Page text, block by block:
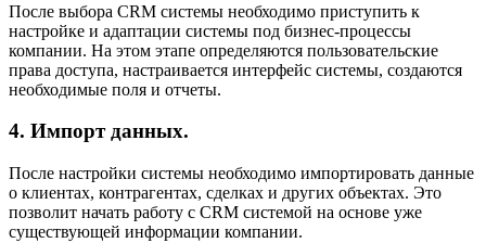
После выбора CRM системы необходимо приступить к
настройке и адаптации системы под бизнес-процессы
компании. На этом этапе определяются пользовательские
права доступа, настраивается интерфейс системы, создаются
необходимые поля и отчеты.
4. Импорт данных.
После настройки системы необходимо импортировать данные
о клиентах, контрагентах, сделках и других объектах. Это
позволит начать работу с CRM системой на основе уже
существующей информации компании.